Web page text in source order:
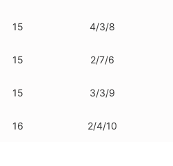
15 4/3/8
15 2/7/6
15 3/3/9
16 2/4/10